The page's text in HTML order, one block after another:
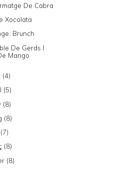
De Cabra
Xocolata
Brunch
De Gerds I
Mango
(4)
(5)
(8)
(8)
(7)
(8)
(8)